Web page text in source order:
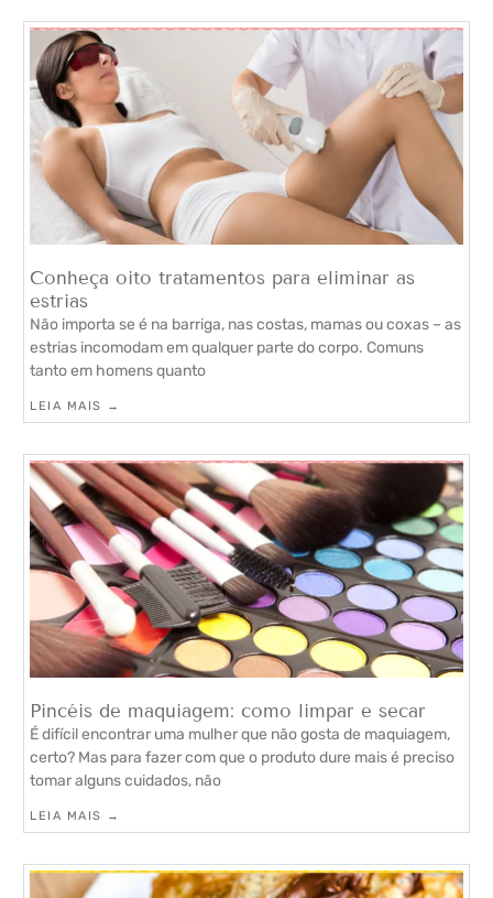
Conheça oito tratamentos para eliminar as
estrias
Não importa se é na barriga, nas costas, mamas ou coxas – as
estrias incomodam em qualquer parte do corpo. Comuns
tanto em homens quanto
LEIA MAIS →
Pincéis de maquiagem: como limpar e secar
É difícil encontrar uma mulher que não gosta de maquiagem,
certo? Mas para fazer com que o produto dure mais é preciso
tomar alguns cuidados, não
LEIA MAIS →